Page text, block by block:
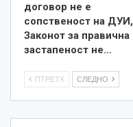
договор не е
сопственост на ДУИ,
Законот за правична
застапеност не…
ПТРЕТХ СЛЕДНО